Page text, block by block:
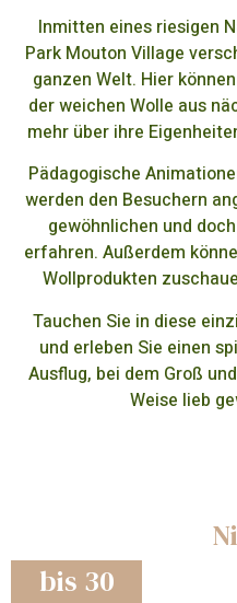
Inmitten eines riesigen
Park Mouton Village
ganzen Welt. Hier
der weichen Wolle aus
mehr über ihre
Pädagogische
werden den Besuchern
gewöhnlichen und
erfahren. Außerdem
Wollprodukten
Tauchen Sie in diese
und erleben Sie einen
Ausflug, bei dem Groß
Weise lieb
bis 30